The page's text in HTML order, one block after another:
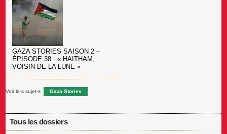
GAZA STORIES SAISON 2 –
ÉPISODE 38 : « HAITHAM,
VOISIN DE LA LUNE »
Voir le-s sujet-s Gaza Stories
Tous les dossiers